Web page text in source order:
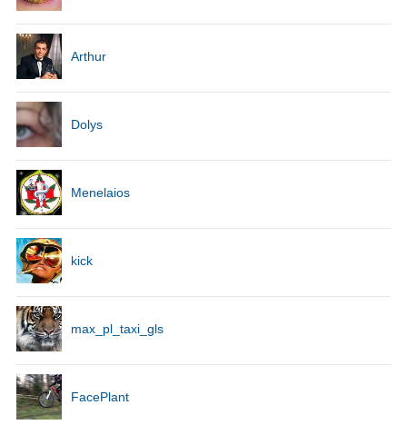
Arthur
Dolys
Menelaios
kick
max_pl_taxi_gls
FacePlant